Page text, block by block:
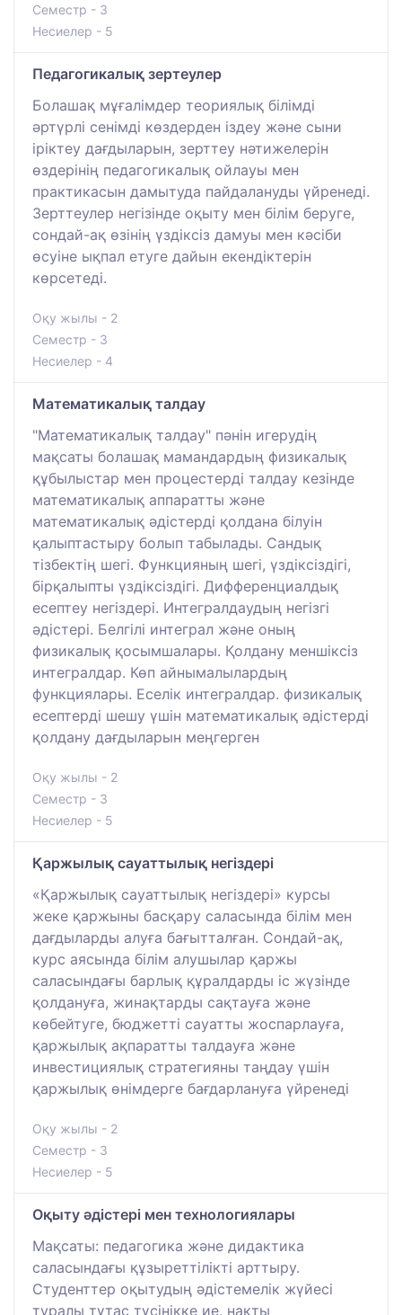
Семестр - 3
Несиелер - 5
Педагогикалық зертеулер
Болашақ мұғалімдер теориялық білімді
әртүрлі сенімді көздерден іздеу және сыни
іріктеу дағдыларын, зерттеу нәтижелерін
өздерінің педагогикалық ойлауы мен
практикасын дамытуда пайдалануды үйренеді.
Зерттеулер негізінде оқыту мен білім беруге,
сондай-ақ өзінің үздіксіз дамуы мен кәсіби
өсуіне ықпал етуге дайын екендіктерін
көрсетеді.
Оқу жылы - 2
Семестр - 3
Несиелер - 4
Математикалық талдау
"Математикалық талдау" пәнін игерудің
мақсаты болашақ мамандардың физикалық
құбылыстар мен процестерді талдау кезінде
математикалық аппаратты және
математикалық әдістерді қолдана білуін
қалыптастыру болып табылады. Сандық
тізбектің шегі. Функцияның шегі, үздіксіздігі,
бірқалыпты үздіксіздігі. Дифференциалдық
есептеу негіздері. Интегралдаудың негізгі
әдістері. Белгілі интеграл және оның
физикалық қосымшалары. Қолдану меншіксіз
интегралдар. Көп айнымалылардың
функциялары. Еселік интегралдар. физикалық
есептерді шешу үшін математикалық әдістерді
қолдану дағдыларын меңгерген
Оқу жылы - 2
Семестр - 3
Несиелер - 5
Қаржылық сауаттылық негіздері
«Қаржылық сауаттылық негіздері» курсы
жеке қаржыны басқару саласында білім мен
дағдыларды алуға бағытталған. Сондай-ақ,
курс аясында білім алушылар қаржы
саласындағы барлық құралдарды іс жүзінде
қолдануға, жинақтарды сақтауға және
көбейтуге, бюджетті сауатты жоспарлауға,
қаржылық ақпаратты талдауға және
инвестициялық стратегияны таңдау үшін
қаржылық өнімдерге бағдарлануға үйренеді
Оқу жылы - 2
Семестр - 3
Несиелер - 5
Оқыту әдістері мен технологиялары
Мақсаты: педагогика және дидактика
саласындағы құзыреттілікті арттыру.
Студенттер оқытудың әдістемелік жүйесі
туралы тұтас түсінікке ие, нақты